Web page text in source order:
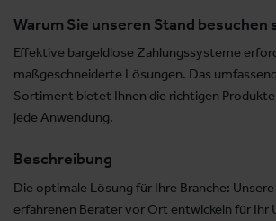
Warum Sie unseren Stand besuchen
Effektive bargeldlose Zahlungssysteme
maßgeschneiderte Lösungen. Das
Sortiment bietet Ihnen die richtigen
jede Anwendung.
Beschreibung
Die optimale Lösung für Ihre Branche:
erfahrenen Berater vor Ort entwickeln für Ihr